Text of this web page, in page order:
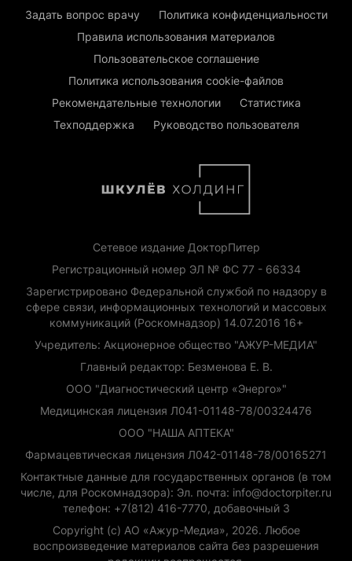
Задать вопрос врачу
Политика конфиденциальности
Правила использования материалов
Пользовательское соглашение
Политика использования cookie-файлов
Рекомендательные технологии
Статистика
Техподдержка
Руководство пользователя
Сетевое издание ДокторПитер
Регистрационный номер ЭЛ № ФС 77 - 66334
Зарегистрировано Федеральной службой по надзору в
сфере связи, информационных технологий и массовых
коммуникаций (Роскомнадзор) 14.07.2016 16+
Учредитель: Акционерное общество "АЖУР-МЕДИА"
Главный редактор: Безменова Е. В.
ООО "Диагностический центр «Энерго»"
Медицинская лицензия Л041-01148-78/00324476
ООО "НАША АПТЕКА"
Фармацевтическая лицензия Л042-01148-78/00165271
Контактные данные для государственных органов (в том
числе, для Роскомнадзора): Эл. почта: info@doctorpiter.ru
телефон: +7(812) 416-7770, добавочный 3
Copyright (с) АО «Ажур-Медиа», 2026. Любое
воспроизведение материалов сайта без разрешения